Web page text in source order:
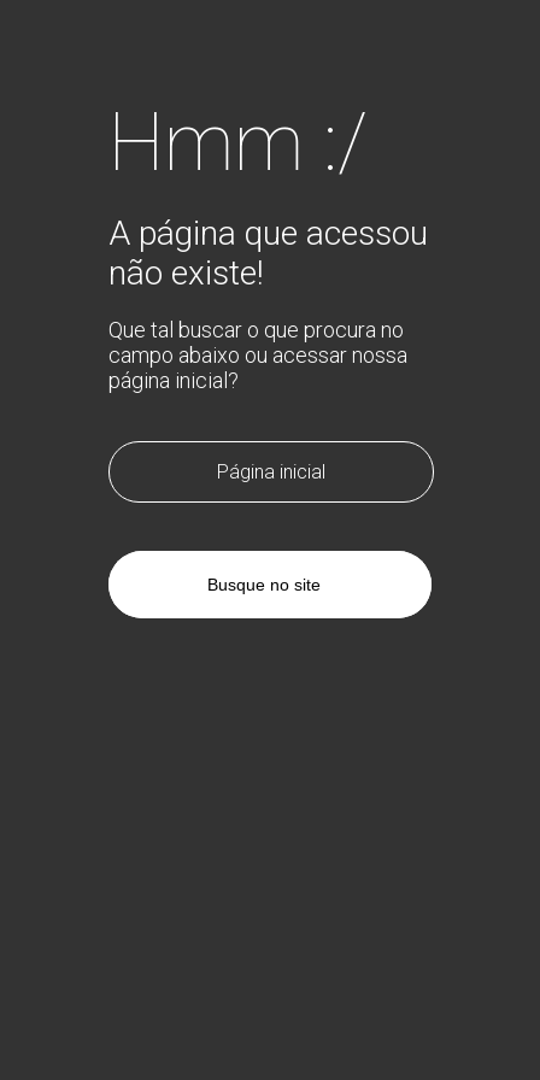
Hmm :/
A página que acessou
não existe!
Que tal buscar o que procura no
campo abaixo ou acessar nossa
página inicial?
Página inicial